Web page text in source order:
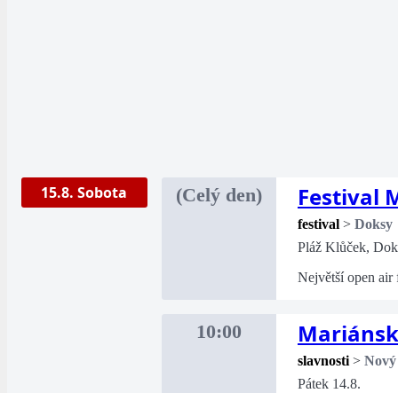
15.8. Sobota (Celý den) Festival
festival > Doksy
Pláž Klůček,
Největší open air
10:00
slavnosti >
Pátek 14.8.